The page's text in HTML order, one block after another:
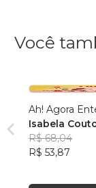
Você
Ah! Agora
Isabela
R$ 68,04
R$ 53,87